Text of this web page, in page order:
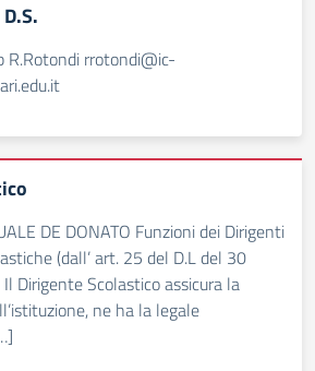
R.Rotondi rrotondi@ic-
DE DONATO Funzioni dei Dirigenti
(dall’ art. 25 del D.L del 30
Dirigente Scolastico assicura la
ne ha la legale